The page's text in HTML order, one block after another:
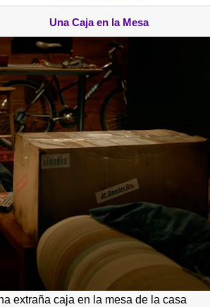
Una Caja en la Mesa
extraña caja en la mesa de la casa